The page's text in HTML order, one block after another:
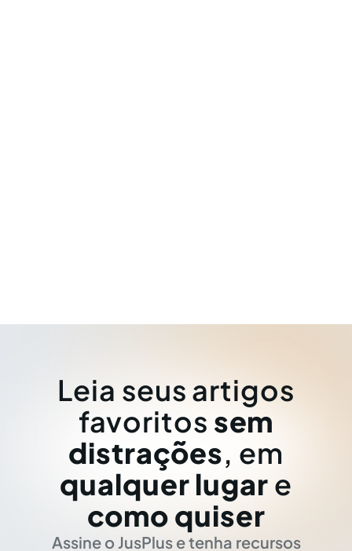
Leia seus artigos
favoritos sem
distrações, em
qualquer lugar e
como quiser
Assine o JusPlus e tenha recursos